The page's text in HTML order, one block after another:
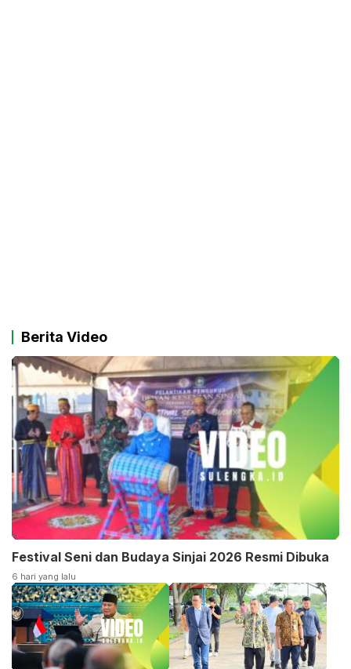
Berita Video
Festival Seni dan Budaya Sinjai 2026 Resmi Dibuka
6 hari yang lalu